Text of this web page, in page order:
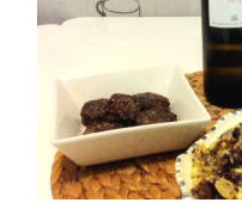
Disfrutar de la
Santa en